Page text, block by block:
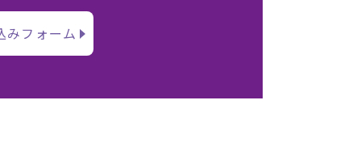
みフォーム